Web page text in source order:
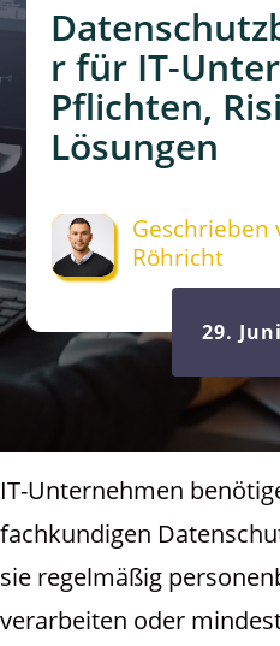
r für IT-
Pflichten,
Lösungen
Geschrieben
Röhricht
29.
IT-Unternehmen
fachkundigen
sie regelmäßig
verarbeiten oder